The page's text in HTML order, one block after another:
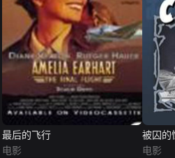
最后的飞行
电影
被囚的
电影